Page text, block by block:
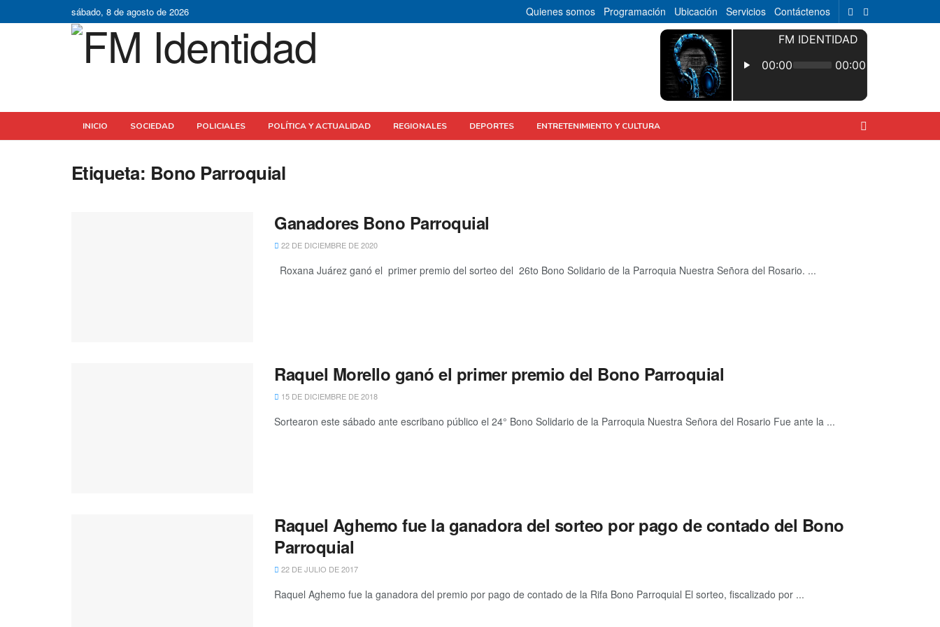
sábado, 8 de agosto de 2026 Quienes somos Programación Ubicación Servicios Contáctenos
INICIO SOCIEDAD POLICIALES POLÍTICA Y ACTUALIDAD REGIONALES DEPORTES ENTRETENIMIENTO Y CULTURA
Etiqueta: Bono Parroquial
Ganadores Bono Parroquial
22 DE DICIEMBRE DE 2020
Roxana Juárez ganó el primer premio del sorteo del 26to Bono Solidario de la Parroquia Nuestra Señora del Rosario. ...
Raquel Morello ganó el primer premio del Bono Parroquial
15 DE DICIEMBRE DE 2018
Sortearon este sábado ante escribano público el 24° Bono Solidario de la Parroquia Nuestra Señora del Rosario Fue ante la ...
Raquel Aghemo fue la ganadora del sorteo por pago de contado del Bono
Parroquial
22 DE JULIO DE 2017
Raquel Aghemo fue la ganadora del premio por pago de contado de la Rifa Bono Parroquial El sorteo, fiscalizado por ...